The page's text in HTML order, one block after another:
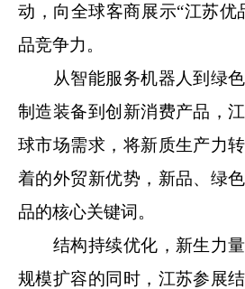
动，向全球客商展示“江苏优
品竞争力。
从智能服务机器人到绿色
制造装备到创新消费产品，
球市场需求，将新质生产力
着的外贸新优势，新品、绿
品的核心关键词。
结构持续优化，新生力量
规模扩容的同时，江苏参展